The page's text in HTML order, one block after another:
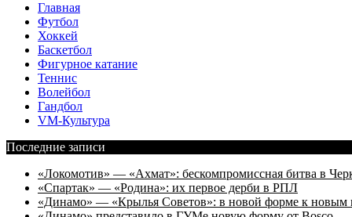
Главная
Футбол
Хоккей
Баскетбол
Фигурное катание
Теннис
Волейбол
Гандбол
VM-Культура
Последние записи
«Локомотив» — «Ахмат»: бескомпромиссная битва в
«Спартак» — «Родина»: их первое дерби в РПЛ
«Динамо» — «Крылья Советов»: в новой форме к новым